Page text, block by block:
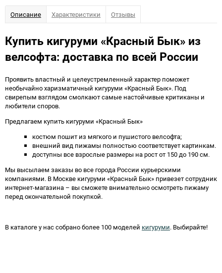
Описание Характеристики Отзывы
Купить кигуруми «Красный Бык» из
велсофта: доставка по всей России
Проявить властный и целеустремленный характер поможет
необычайно харизматичный кигуруми «Красный Бык». Под
свирепым взглядом смолкают самые настойчивые критиканы и
любители споров.
Предлагаем купить кигуруми «Красный Бык»
костюм пошит из мягкого и пушистого велсофта;
внешний вид пижамы полностью соответствует картинкам.
доступны все взрослые размеры на рост от 150 до 190 см.
Мы высылаем заказы во все города России курьерскими
компаниями. В Москве кигуруми «Красный Бык» привезет сотрудник
интернет-магазина – вы сможете внимательно осмотреть пижаму
перед окончательной покупкой.
В каталоге у нас собрано более 100 моделей кигуруми. Выбирайте!